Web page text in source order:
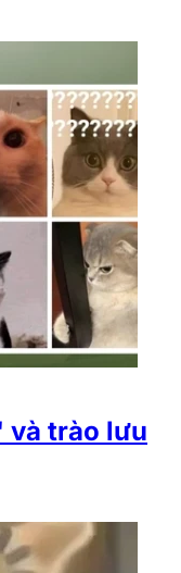
và trào lưu